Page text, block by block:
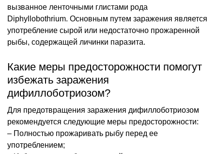
вызванное ленточными глистами рода
Diphyllobothrium. Основным путем заражения является
употребление сырой или недостаточно прожаренной
рыбы, содержащей личинки паразита.
Какие меры предосторожности помогут
избежать заражения
дифиллоботриозом?
Для предотвращения заражения дифиллоботриозом
рекомендуется следующие меры предосторожности:
– Полностью прожаривать рыбу перед ее
употреблением;